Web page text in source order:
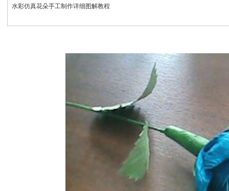
水彩仿真花朵手工制作详细图解教程